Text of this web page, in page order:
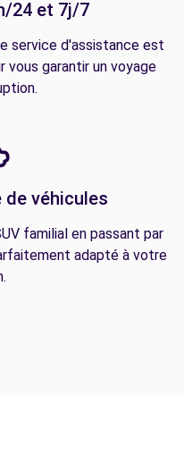
24 et 7j/7
service d'assistance est
garantir un voyage
de véhicules
familial en passant par
adapté à votre